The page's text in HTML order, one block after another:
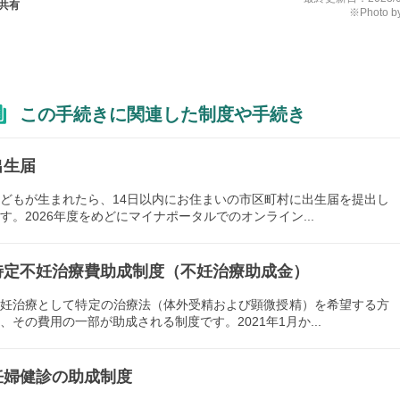
有
※Photo
この手続きに関連した制度や手続き
生届
もが生まれたら、14日以内にお住まいの市区町村に出生届を提出し
す。2026年度をめどにマイナポータルでのオンライン...
定不妊治療費助成制度（不妊治療助成金）
治療として特定の治療法（体外受精および顕微授精）を希望する方
その費用の一部が助成される制度です。2021年1月か...
婦健診の助成制度